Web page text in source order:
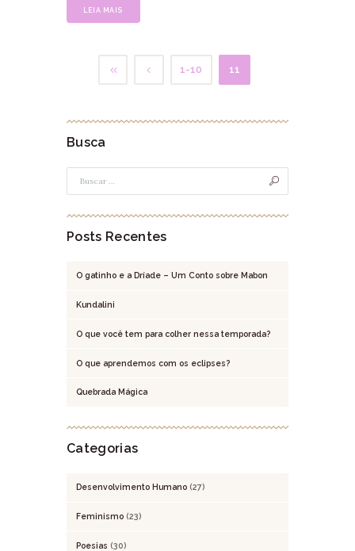
LEIA MAIS
1-10 11
Busca
Posts Recentes
O gatinho e a Dríade – Um Conto sobre Mabon
Kundalini
O que você tem para colher nessa temporada?
O que aprendemos com os eclipses?
Quebrada Mágica
Categorias
Desenvolvimento Humano(27)
Feminismo(23)
Poesias (30)